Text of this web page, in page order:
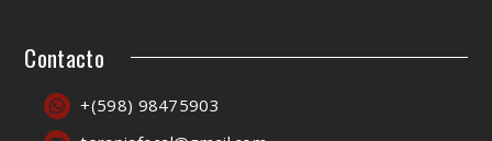
Contacto
+(598) 98475903